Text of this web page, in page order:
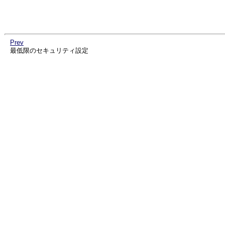
Prev
最低限のセキュリティ設定